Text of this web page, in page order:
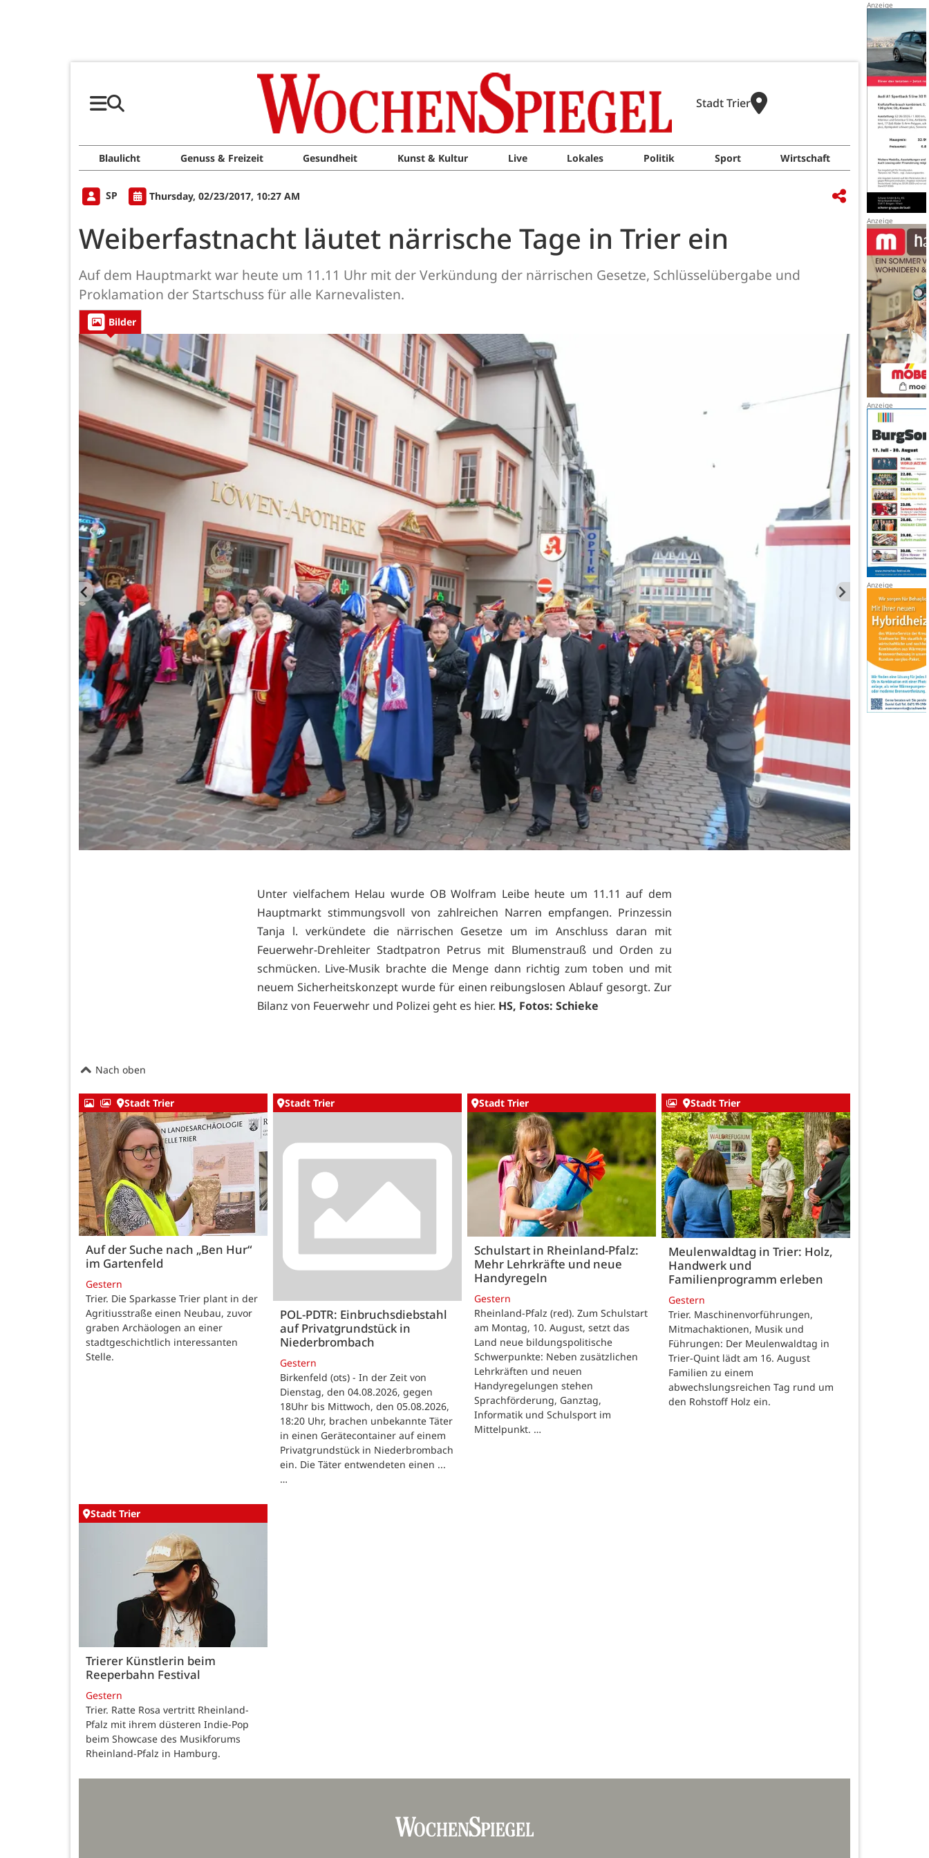
Stadt Trier
Blaulicht Genuss & Freizeit Gesundheit Kunst & Kultur Live Lokales Politik Sport Wirtschaft
SP Thursday, 02/23/2017, 10:27 AM
Weiberfastnacht läutet närrische Tage in Trier ein
Auf dem Hauptmarkt war heute um 11.11 Uhr mit der Verkündung der närrischen Gesetze, Schlüsselübergabe und
Proklamation der Startschuss für alle Karnevalisten.
Bilder
Unter vielfachem Helau wurde OB Wolfram Leibe heute um 11.11 auf dem
Hauptmarkt stimmungsvoll von zahlreichen Narren empfangen. Prinzessin
Tanja l. verkündete die närrischen Gesetze um im Anschluss daran mit
Feuerwehr-Drehleiter Stadtpatron Petrus mit Blumenstrauß und Orden zu
schmücken. Live-Musik brachte die Menge dann richtig zum toben und mit
neuem Sicherheitskonzept wurde für einen reibungslosen Ablauf gesorgt. Zur
Bilanz von Feuerwehr und Polizei geht es hier. HS, Fotos: Schieke
Nach oben
Stadt Trier
Auf der Suche nach „Ben Hur“
im Gartenfeld
Gestern
Trier. Die Sparkasse Trier plant in der
Agritiusstraße einen Neubau, zuvor
graben Archäologen an einer
stadtgeschichtlich interessanten
Stelle.
Stadt Trier
POL-PDTR: Einbruchsdiebstahl
auf Privatgrundstück in
Niederbrombach
Gestern
Birkenfeld (ots) - In der Zeit von
Dienstag, den 04.08.2026, gegen
18Uhr bis Mittwoch, den 05.08.2026,
18:20 Uhr, brachen unbekannte Täter
in einen Gerätecontainer auf einem
Privatgrundstück in Niederbrombach
ein. Die Täter entwendeten einen ...
…
Stadt Trier
Schulstart in Rheinland-Pfalz:
Mehr Lehrkräfte und neue
Handyregeln
Gestern
Rheinland-Pfalz (red). Zum Schulstart
am Montag, 10. August, setzt das
Land neue bildungspolitische
Schwerpunkte: Neben zusätzlichen
Lehrkräften und neuen
Handyregelungen stehen
Sprachförderung, Ganztag,
Informatik und Schulsport im
Mittelpunkt. …
Stadt Trier
Meulenwaldtag in Trier: Holz,
Handwerk und
Familienprogramm erleben
Gestern
Trier. Maschinenvorführungen,
Mitmachaktionen, Musik und
Führungen: Der Meulenwaldtag in
Trier-Quint lädt am 16. August
Familien zu einem
abwechslungsreichen Tag rund um
den Rohstoff Holz ein.
Stadt Trier
Trierer Künstlerin beim
Reeperbahn Festival
Gestern
Trier. Ratte Rosa vertritt Rheinland-
Pfalz mit ihrem düsteren Indie-Pop
beim Showcase des Musikforums
Rheinland-Pfalz in Hamburg.